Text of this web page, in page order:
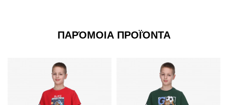
ΠΑΡΌΜΟΙΑ ΠΡΟΪΌΝΤΑ